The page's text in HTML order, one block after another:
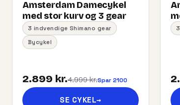
Amsterdam Damecykel
med stor kurv og 3 gear
3 indvendige Shimano gear
Bycykel
2.899 kr.4.999 kr.Spar 2100
SE CYKEL→